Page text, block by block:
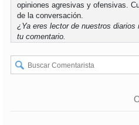
opiniones agresivas y ofensivas.
de la conversación.
¿Ya eres lector de nuestros
tu comentario.